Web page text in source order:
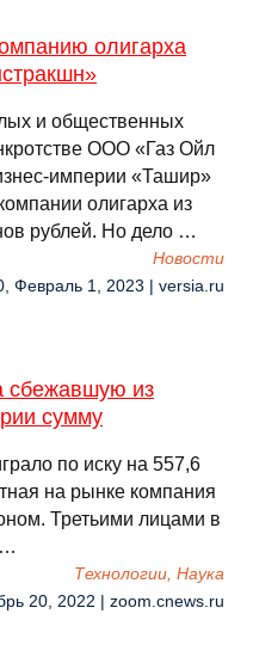
олигарха
и общественных
ООО «Газ Ойл
империи «Ташир»
олигарха из
рублей. Но дело …
Новости
Февраль 1, 2023 | versia.ru
сбежавшую из
сумму
по иску на 557,6
на рынке компания
Третьими лицами в
…
Технологии, Наука
20, 2022 | zoom.cnews.ru